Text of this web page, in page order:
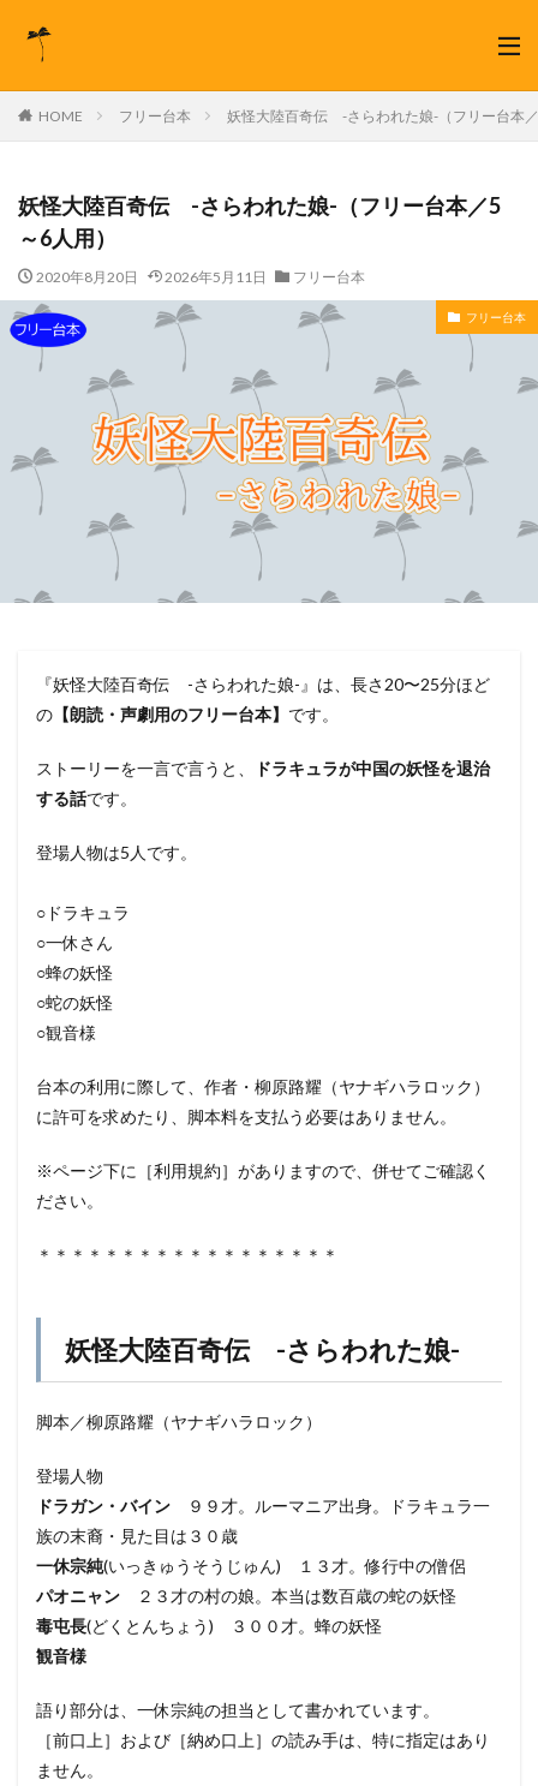
HOME フリー台本 妖怪大陸百奇伝 -さらわれた娘-（フリー台本
妖怪大陸百奇伝 -さらわれた娘-（フリー台本／5
～6人用）
2020年8月20日 2026年5月11日 フリー台本
フリー台本
『妖怪大陸百奇伝 -さらわれた娘-』は、長さ20〜25分ほど
の 【朗読・声劇用のフリー台本】 です。
ストーリーを一言で言うと、
ドラキュラが中国の妖怪を退治
する話です。
登場人物は5人です。
○ドラキュラ
○一休さん
○蜂の妖怪
○蛇の妖怪
○観音様
台本の利用に際して、作者・柳原路耀（ヤナギハラロック）
に許可を求めたり、脚本料を支払う必要はありません。
※ページ下に［利用規約］がありますので、併せてご確認く
ださい。
＊＊＊＊＊＊＊＊＊＊＊＊＊＊＊＊＊＊
妖怪大陸百奇伝 -さらわれた娘-
脚本／柳原路耀（ヤナギハラロック）
登場人物
ドラガン・バイン ９９才。ルーマニア出身。ドラキュラ一
族の末裔・見た目は３０歳
一休宗純(いっきゅうそうじゅん) １３才。修行中の僧侶
パオニャン ２３才の村の娘。本当は数百歳の蛇の妖怪
毒屯長(どくとんちょう) ３００才。蜂の妖怪
観音様
語り部分は、一休宗純の担当として書かれています。
［前口上］および［納め口上］の読み手は、特に指定はあり
ません。